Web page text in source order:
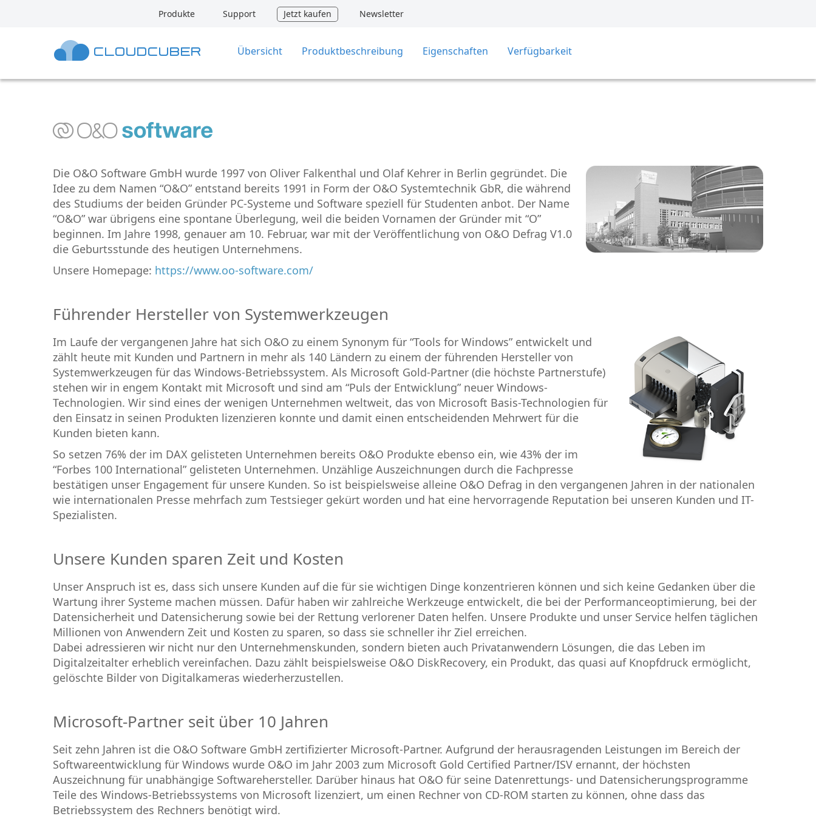
Produkte Support Jetzt kaufen Newsletter
CloudCuber
Übersicht Produktbeschreibung Eigenschaften Verfügbarkeit
Die O&O Software GmbH wurde 1997 von Oliver Falkenthal und Olaf Kehrer in Berlin gegründet. Die
Idee zu dem Namen “O&O” entstand bereits 1991 in Form der O&O Systemtechnik GbR, die während
des Studiums der beiden Gründer PC-Systeme und Software speziell für Studenten anbot. Der Name
“O&O” war übrigens eine spontane Überlegung, weil die beiden Vornamen der Gründer mit “O”
beginnen. Im Jahre 1998, genauer am 10. Februar, war mit der Veröffentlichung von O&O Defrag V1.0
die Geburtsstunde des heutigen Unternehmens.
Unsere Homepage: https://www.oo-software.com/
Führender Hersteller von Systemwerkzeugen
Im Laufe der vergangenen Jahre hat sich O&O zu einem Synonym für “Tools for Windows” entwickelt und
zählt heute mit Kunden und Partnern in mehr als 140 Ländern zu einem der führenden Hersteller von
Systemwerkzeugen für das Windows-Betriebssystem. Als Microsoft Gold-Partner (die höchste Partnerstufe)
stehen wir in engem Kontakt mit Microsoft und sind am “Puls der Entwicklung” neuer Windows-
Technologien. Wir sind eines der wenigen Unternehmen weltweit, das von Microsoft Basis-Technologien für
den Einsatz in seinen Produkten lizenzieren konnte und damit einen entscheidenden Mehrwert für die
Kunden bieten kann.
So setzen 76% der im DAX gelisteten Unternehmen bereits O&O Produkte ebenso ein, wie 43% der im
“Forbes 100 International” gelisteten Unternehmen. Unzählige Auszeichnungen durch die Fachpresse
bestätigen unser Engagement für unsere Kunden. So ist beispielsweise alleine O&O Defrag in den vergangenen Jahren in der nationalen
wie internationalen Presse mehrfach zum Testsieger gekürt worden und hat eine hervorragende Reputation bei unseren Kunden und IT-
Spezialisten.
Unsere Kunden sparen Zeit und Kosten
Unser Anspruch ist es, dass sich unsere Kunden auf die für sie wichtigen Dinge konzentrieren können und sich keine Gedanken über die
Wartung ihrer Systeme machen müssen. Dafür haben wir zahlreiche Werkzeuge entwickelt, die bei der Performanceoptimierung, bei der
Datensicherheit und Datensicherung sowie bei der Rettung verlorener Daten helfen. Unsere Produkte und unser Service helfen täglichen
Millionen von Anwendern Zeit und Kosten zu sparen, so dass sie schneller ihr Ziel erreichen.
Dabei adressieren wir nicht nur den Unternehmenskunden, sondern bieten auch Privatanwendern Lösungen, die das Leben im
Digitalzeitalter erheblich vereinfachen. Dazu zählt beispielsweise O&O DiskRecovery, ein Produkt, das quasi auf Knopfdruck ermöglicht,
gelöschte Bilder von Digitalkameras wiederherzustellen.
Microsoft-Partner seit über 10 Jahren
Seit zehn Jahren ist die O&O Software GmbH zertifizierter Microsoft-Partner. Aufgrund der herausragenden Leistungen im Bereich der
Softwareentwicklung für Windows wurde O&O im Jahr 2003 zum Microsoft Gold Certified Partner/ISV ernannt, der höchsten
Auszeichnung für unabhängige Softwarehersteller. Darüber hinaus hat O&O für seine Datenrettungs- und Datensicherungsprogramme
Teile des Windows-Betriebssystems von Microsoft lizenziert, um einen Rechner von CD-ROM starten zu können, ohne dass das
Betriebssystem des Rechners benötigt wird.